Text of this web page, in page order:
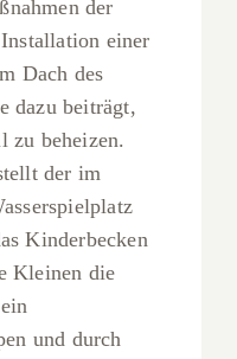
der
einer
Dach des
dazu beiträgt,
zu beheizen.
der im
Kinderbecken
Kleinen die
und durch